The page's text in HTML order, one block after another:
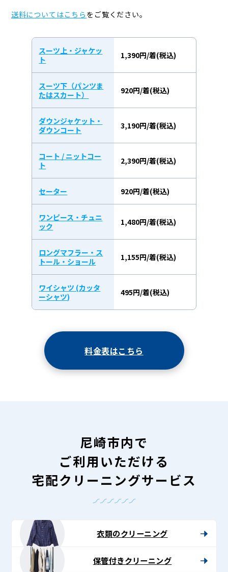
送料についてはこちら をご覧ください。
スーツ上・ジャケッ
ト
1,390円/着(税込)
スーツ下（パンツま
たはスカート）
920円/着(税込)
ダウンジャケット・
ダウンコート
3,190円/着(税込)
コート / ニットコー
ト
2,390円/着(税込)
セーター 920円/着(税込)
ワンピース・チュニ
ック
1,480円/着(税込)
ロングマフラー・ス
トール・ショール
1,155円/着(税込)
ワイシャツ (カッタ
ーシャツ)
495円/着(税込)
料金表はこちら
尼崎市内で
ご利用いただける
宅配クリーニングサービス
衣類のクリーニング
保管付きクリーニング